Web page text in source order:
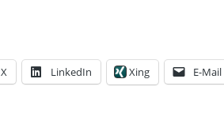
X LinkedIn Xing E-Mail